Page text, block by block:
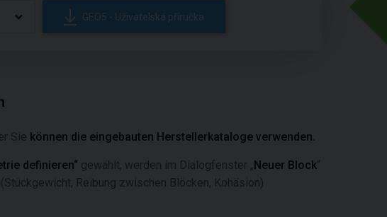
GEO5 - Uživatelská příručka
Sie können die eingebauten Herstellerkataloge verwenden.
definieren“ gewählt, werden im Dialogfenster „Neuer Block“
Reibung zwischen Blöcken, Kohäsion)